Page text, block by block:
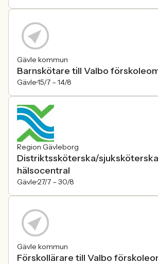
Gävle kommun
Barnskötare till Valbo
Gävle15/7 – 14/8
Region Gävleborg
Distriktssköterska/
hälsocentral
Gävle27/7 – 30/8
Gävle kommun
Förskollärare till Valbo